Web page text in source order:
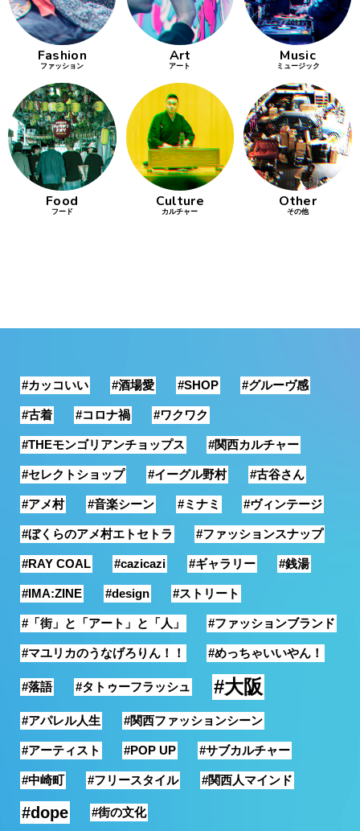
の文
化
とは応援
立ったら
行動
するよう
ザインを
バファ
ズのキ
ャップ
銭湯
Fashion
ファッション
Art
アート
Music
ミュージック
Food
フード
Culture
カルチャー
Other
その他
#カッコいい #酒場愛 #SHOP #グルーヴ感
#古着 #コロナ禍 #ワクワク
#THEモンゴリアンチョップス #関西カルチャー
#セレクトショップ #イーグル野村 #古谷さん
#アメ村 #音楽シーン #ミナミ #ヴィンテージ
#ぼくらのアメ村エトセトラ #ファッションスナップ
#RAY COAL #cazicazi #ギャラリー #銭湯
#IMA:ZINE #design #ストリート
#「街」と「アート」と「人」 #ファッションブランド
#マユリカのうなげろりん！！ #めっちゃいいやん！
#落語 #タトゥーフラッシュ #大阪
#アパレル人生 #関西ファッションシーン
#アーティスト #POP UP #サブカルチャー
#中崎町 #フリースタイル #関西人マインド
#dope #街の文化